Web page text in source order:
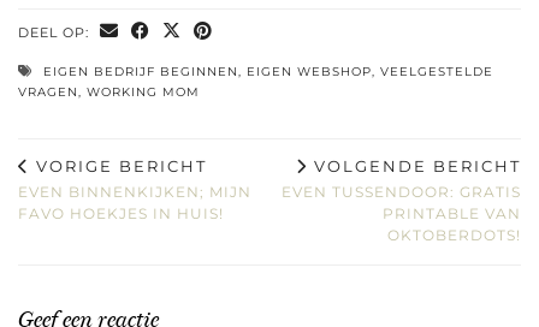
DEEL OP:
EIGEN BEDRIJF BEGINNEN, EIGEN WEBSHOP, VEELGESTELDE
VRAGEN, WORKING MOM
VORIGE BERICHT
EVEN BINNENKIJKEN; MIJN
FAVO HOEKJES IN HUIS!
VOLGENDE BERICHT
EVEN TUSSENDOOR: GRATIS
PRINTABLE VAN
OKTOBERDOTS!
Geef een reactie